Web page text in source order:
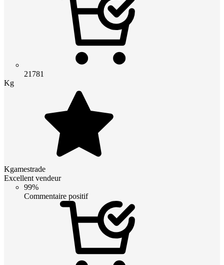
21781
Kg
Kgamestrade
Excellent vendeur
99%
Commentaire positif